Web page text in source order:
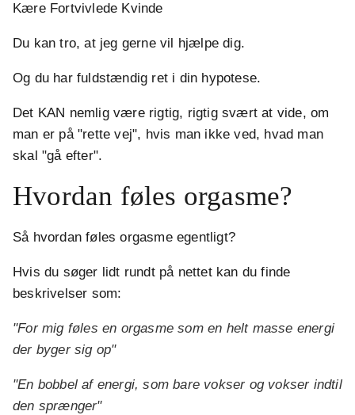
Kære Fortvivlede Kvinde
Du kan tro, at jeg gerne vil hjælpe dig.
Og du har fuldstændig ret i din hypotese.
Det KAN nemlig være rigtig, rigtig svært at vide, om
man er på "rette vej", hvis man ikke ved, hvad man
skal "gå efter".
Hvordan føles orgasme?
Så hvordan føles orgasme egentligt?
Hvis du søger lidt rundt på nettet kan du finde
beskrivelser som:
"For mig føles en orgasme som en helt masse energi
der byger sig op"
"En bobbel af energi, som bare vokser og vokser indtil
den sprænger"